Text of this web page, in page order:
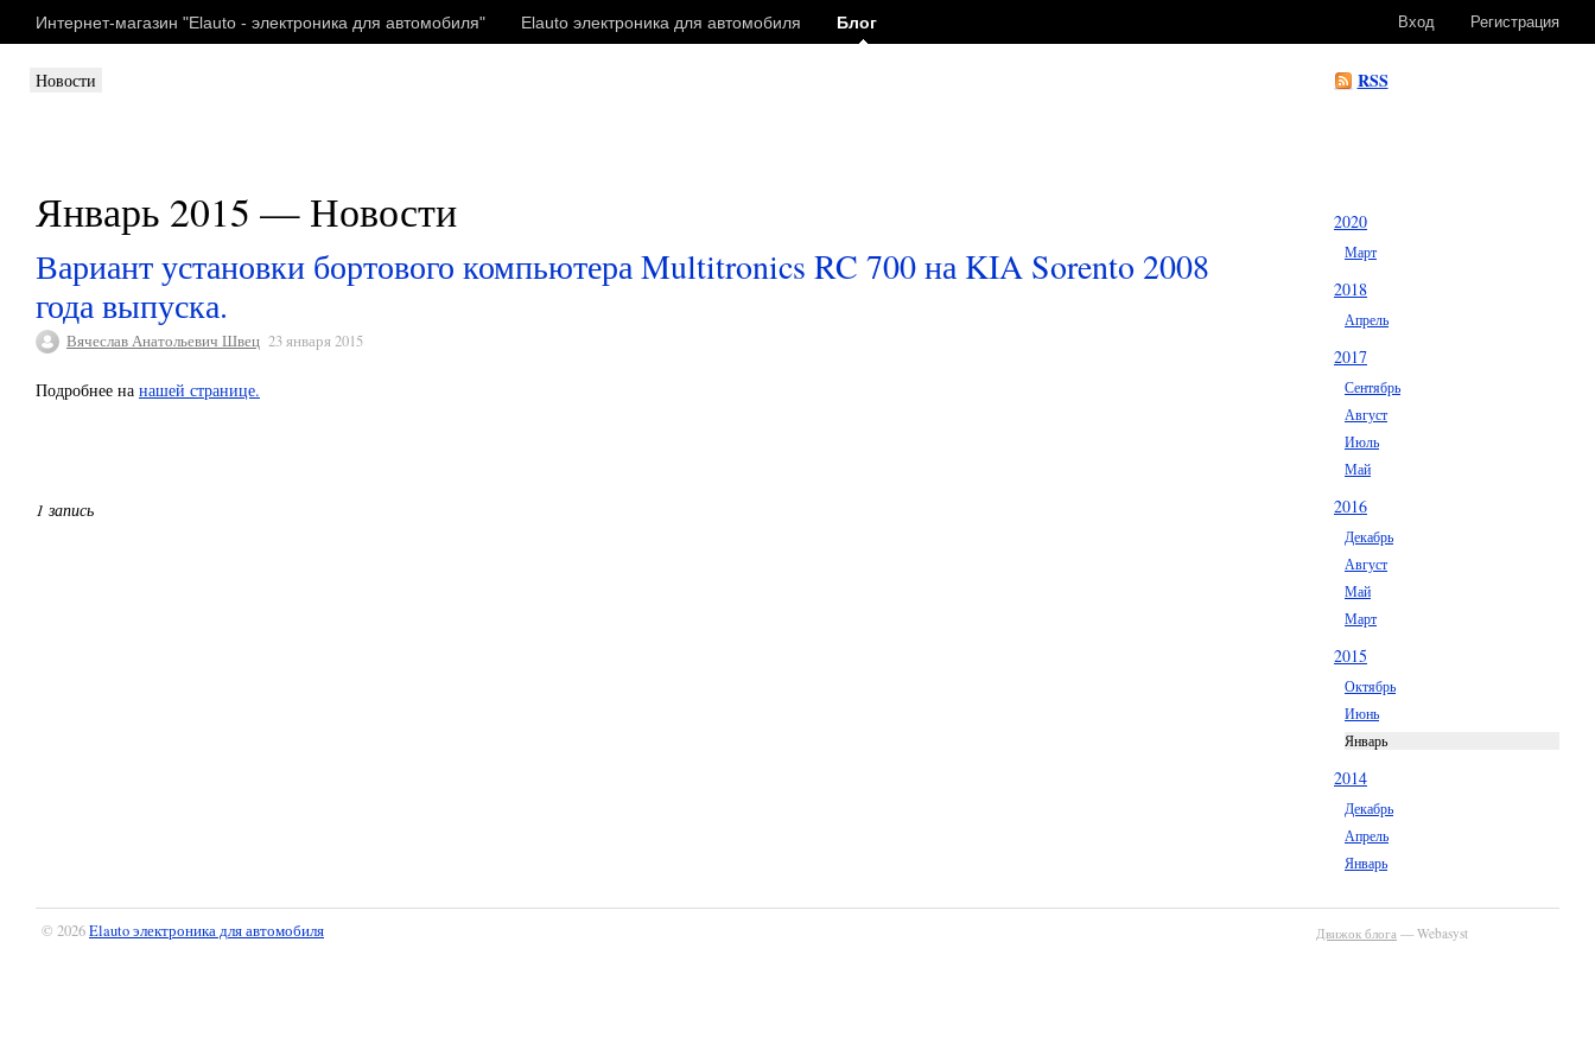
Интернет-магазин "Elauto - электроника для автомобиля" Elauto электроника для автомобиля Блог Регистрация
Вход
RSS
Новости
2020
Март
2018
Апрель
2017
Сентябрь
Август
Июль
Май
2016
Декабрь
Август
Май
Март
2015
Октябрь
Июнь
Январь
2014
Декабрь
Апрель
Январь
Январь 2015 — Новости
Вариант установки бортового компьютера Multitronics RC 700 на KIA Sorento 2008
года выпуска.
Вячеслав Анатольевич Швец 23 января 2015
Подробнее на нашей странице.
1 запись
Движок блога — Webasyst
© 2026Elauto электроника для автомобиля